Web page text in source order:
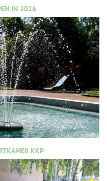
IN 2026
KKP